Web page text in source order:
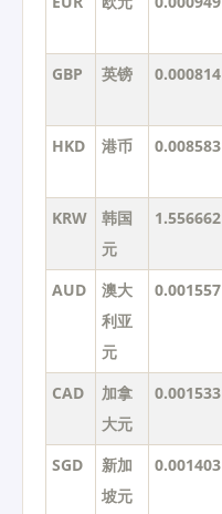
GBP 英镑 0.000814
HKD 港币 0.008583
KRW
韩国
元
1.556662
AUD
澳大
利亚
元
0.001557
CAD
加拿
大元
0.001533
SGD
新加
坡元
0.001403